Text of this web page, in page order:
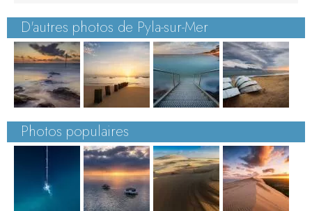
D'autres photos de Pyla-sur-Mer
Photos populaires